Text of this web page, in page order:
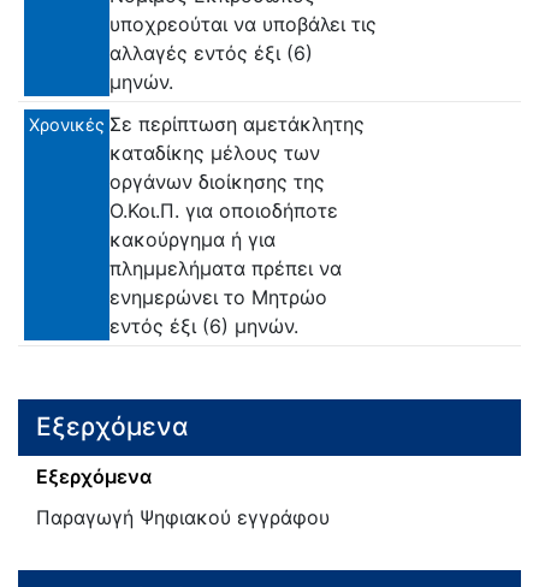
υποχρεούται να υποβάλει τις
αλλαγές εντός έξι (6)
μηνών.
Χρονικές Σε περίπτωση αμετάκλητης
καταδίκης μέλους των
οργάνων διοίκησης της
Ο.Κοι.Π. για οποιοδήποτε
κακούργημα ή για
πλημμελήματα πρέπει να
ενημερώνει το Μητρώο
εντός έξι (6) μηνών.
Εξερχόμενα
Εξερχόμενα
Παραγωγή Ψηφιακού εγγράφου